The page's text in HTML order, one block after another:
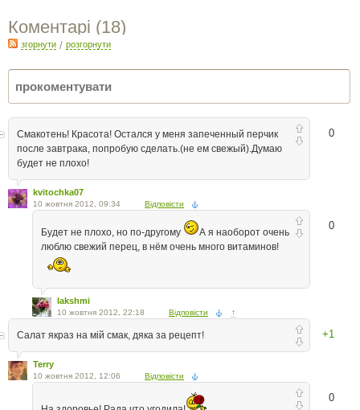
Коментарі (18)
згорнути / розгорнути
0
Смакотень! Красота! Остался у меня запеченный перчик
после завтрака, попробую сделать.(не ем свежый).Думаю
будет не плохо!
kvitochka07
10 жовтня 2012, 09:34 Відповісти
0
Будет не плохо, но по-другому
А я наоборот очень
люблю свежий перец, в нём очень много витаминов!
lakshmi
10 жовтня 2012, 22:18 Відповісти ↑
+1
Салат якраз на мій смак, дяка за рецепт!
Terry
10 жовтня 2012, 12:06 Відповісти
0